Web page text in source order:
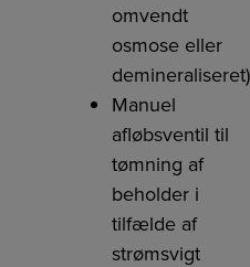
omvendt
osmose eller
demineraliseret)
Manuel
afløbsventil til
tømning af
beholder i
tilfælde af
strømsvigt